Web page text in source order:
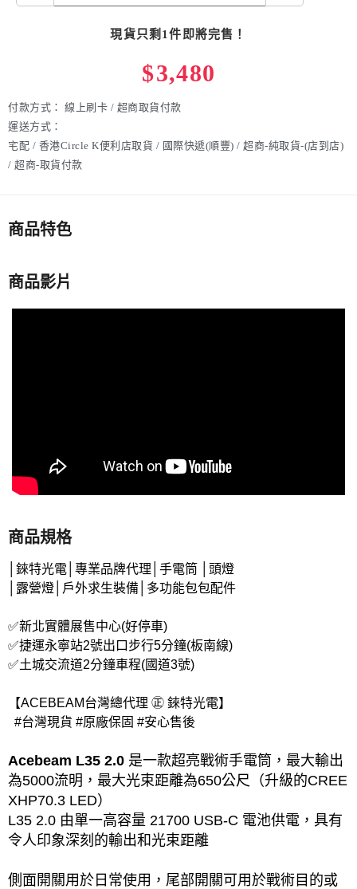
現貨只剩1件即將完售！
$3,480
付款方式： 線上刷卡 / 超商取貨付款
運送方式：
宅配 / 香港Circle K便利店取貨 / 國際快遞(順豐) / 超商-純取貨-(店到店)
/ 超商-取貨付款
商品特色
商品影片
商品規格
│錸特光電│專業品牌代理│手電筒 │頭燈
│露營燈│戶外求生裝備│多功能包包配件
✅新北實體展售中心(好停車)
✅捷運永寧站2號出口步行5分鐘(板南線)
✅土城交流道2分鐘車程(國道3號)
【ACEBEAM台灣總代理 ㊣ 錸特光電】
#台灣現貨 #原廠保固 #安心售後
Acebeam L35 2.0 是一款超亮戰術手電筒，最大輸出
為5000流明，最大光束距離為650公尺（升級的CREE
XHP70.3 LED）
L35 2.0 由單一高容量 21700 USB-C 電池供電，具有
令人印象深刻的輸出和光束距離
側面開關用於日常使用，尾部開關可用於戰術目的或